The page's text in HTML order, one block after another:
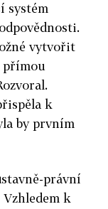
systém
vytvořit
přímou
k
by prvním
právní
k